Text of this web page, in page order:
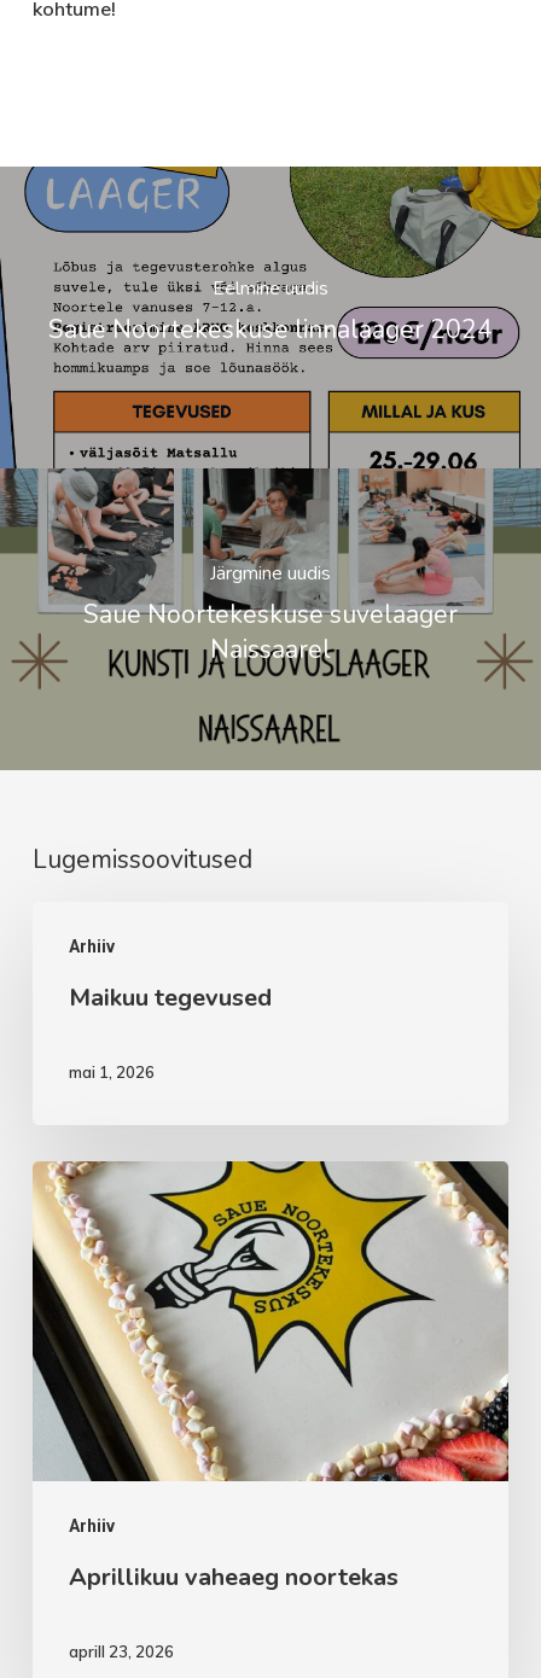
kohtume!
Eelmine uudis
Saue Noortekeskuse linnalaager 2024
Järgmine uudis
Saue Noortekeskuse suvelaager
Naissaarel
Lugemissoovitused
Arhiiv
tegevused
Maikuu tegevused
mai 1, 2026
Arhiiv
Aprillikuu
vaheaeg
noortekas
Aprillikuu vaheaeg noortekas
aprill 23, 2026